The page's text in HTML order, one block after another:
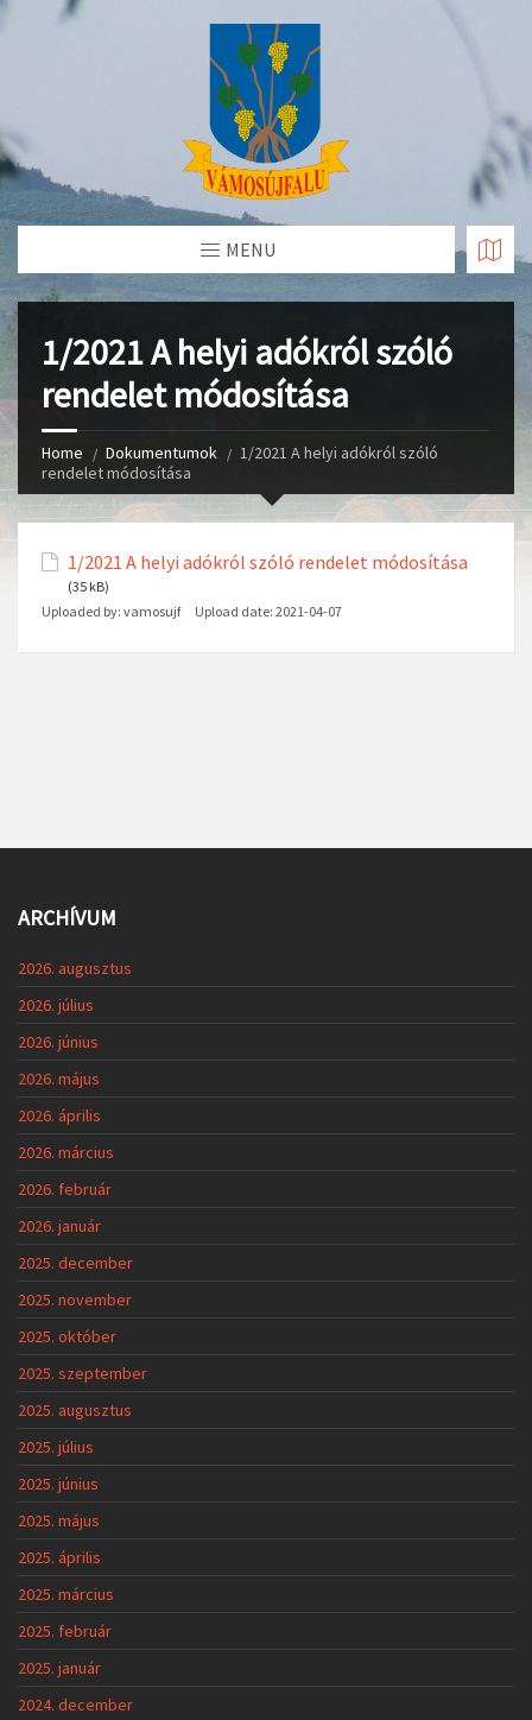
Skip
MENU
1/2021 A helyi adókról szóló
rendelet módosítása
Home Dokumentumok
1/2021 A helyi adókról szóló
rendelet módosítása
1/2021 A helyi adókról szóló rendelet módosítása
(35 kB)
Uploaded by: vamosujf Upload date: 2021-04-07
ARCHÍVUM
2026. augusztus
2026. július
2026. június
2026. május
2026. április
2026. március
2026. február
2026. január
2025. december
2025. november
2025. október
2025. szeptember
2025. augusztus
2025. július
2025. június
2025. május
2025. április
2025. március
2025. február
2025. január
2024. december